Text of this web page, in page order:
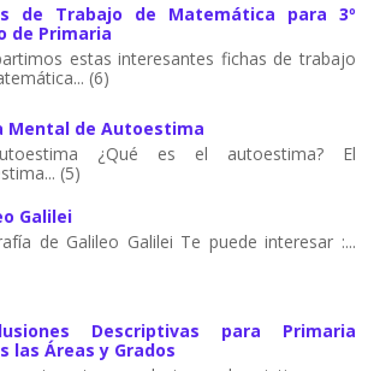
de Trabajo de Matemática para 3º
de Primaria
estas interesantes fichas de trabajo
(6)
Mental de Autoestima
¿Qué es el autoestima? El
(5)
Galilei
de Galileo Galilei Te puede interesar :...
Descriptivas para Primaria
las Áreas y Grados